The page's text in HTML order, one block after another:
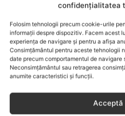
confidențialitatea
Folosim tehnologii precum cookie-urile
informații despre dispozitiv. Facem acest
experiența de navigare și pentru a afișa
Consimțământul pentru aceste tehnologii
date precum comportamentul de
Neconsimțământul sau retragerea
anumite caracteristici și funcții.
Acceptă
Care sunt culorile care